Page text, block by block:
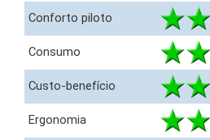
Conforto piloto
Consumo
Custo-benefício
Ergonomia